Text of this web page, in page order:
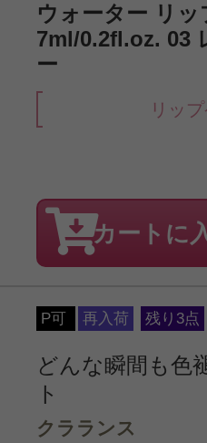
ウォーター リ
7ml/0.2fl.oz. 03
ー
リッ
カートに
P可 再入荷 残り3点
どんな瞬間も色
ト
クラランス